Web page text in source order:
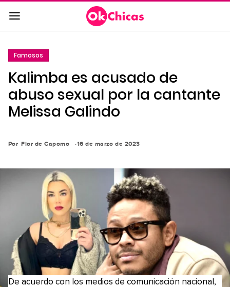
Saltar
al
contenido
a
la
navegación
principal
Famosos
Kalimba es acusado de
abuso sexual por la cantante
Melissa Galindo
Por Flor de Capomo 16 de marzo de 2023
De acuerdo con los medios de comunicación nacional,